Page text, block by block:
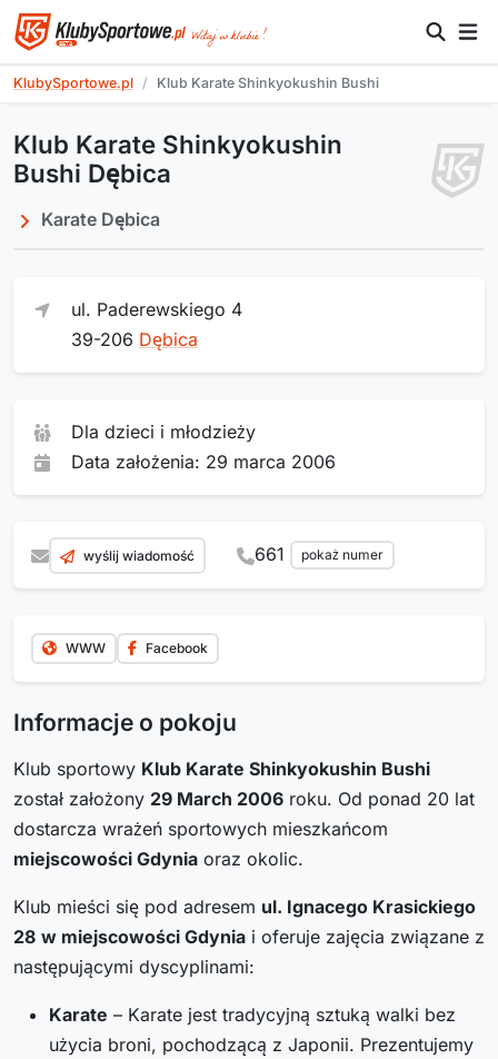
KlubySportowe.pl Klub Karate Shinkyokushin Bushi
Klub Karate Shinkyokushin
Bushi Dębica
Karate Dębica
ul. Paderewskiego 4
39-206 Dębica
Dla dzieci i młodzieży
Data założenia: 29 marca 2006
wyślij wiadomość 661 pokaż numer
WWW Facebook
Informacje o pokoju
Klub sportowy Klub Karate Shinkyokushin Bushi
został założony 29 March 2006 roku. Od ponad 20 lat
dostarcza wrażeń sportowych mieszkańcom
miejscowości Gdynia oraz okolic.
Klub mieści się pod adresem ul. Ignacego Krasickiego
28 w miejscowości Gdynia i oferuje zajęcia związane z
następującymi dyscyplinami:
Karate – Karate jest tradycyjną sztuką walki bez
użycia broni, pochodzącą z Japonii. Prezentujemy